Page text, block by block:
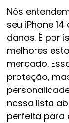
Nós
seu iPhone
danos. É por
melhores
mercado.
proteção,
nossa lista
perfeita para